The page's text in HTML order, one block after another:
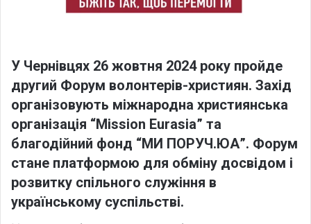
У Чернівцях 26 жовтня 2024 року пройде
другий Форум волонтерів-християн. Захід
організовують міжнародна християнська
організація “Mission Eurasia” та
благодійний фонд “МИ ПОРУЧ.ЮА”. Форум
стане платформою для обміну досвідом і
розвитку спільного служіння в
українському суспільстві.